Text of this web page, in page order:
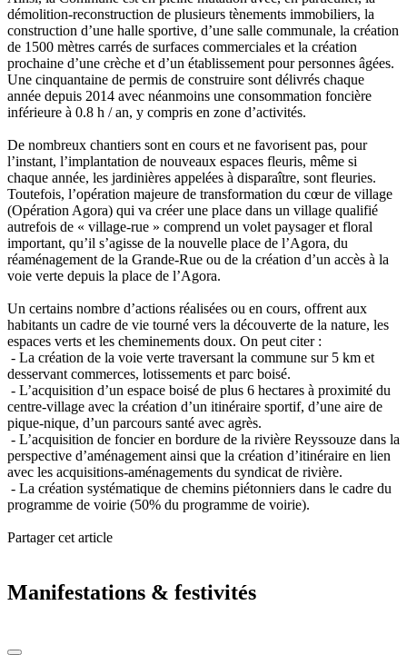
démolition-reconstruction de plusieurs tènements immobiliers, la
construction d’une halle sportive, d’une salle communale, la création
de 1500 mètres carrés de surfaces commerciales et la création
prochaine d’une crèche et d’un établissement pour personnes âgées.
Une cinquantaine de permis de construire sont délivrés chaque
année depuis 2014 avec néanmoins une consommation foncière
inférieure à 0.8 h / an, y compris en zone d’activités.
De nombreux chantiers sont en cours et ne favorisent pas, pour
l’instant, l’implantation de nouveaux espaces fleuris, même si
chaque année, les jardinières appelées à disparaître, sont fleuries.
Toutefois, l’opération majeure de transformation du cœur de village
(Opération Agora) qui va créer une place dans un village qualifié
autrefois de « village-rue » comprend un volet paysager et floral
important, qu’il s’agisse de la nouvelle place de l’Agora, du
réaménagement de la Grande-Rue ou de la création d’un accès à la
voie verte depuis la place de l’Agora.
Un certains nombre d’actions réalisées ou en cours, offrent aux
habitants un cadre de vie tourné vers la découverte de la nature, les
espaces verts et les cheminements doux. On peut citer :
- La création de la voie verte traversant la commune sur 5 km et
desservant commerces, lotissements et parc boisé.
- L’acquisition d’un espace boisé de plus 6 hectares à proximité du
centre-village avec la création d’un itinéraire sportif, d’une aire de
pique-nique, d’un parcours santé avec agrès.
- L’acquisition de foncier en bordure de la rivière Reyssouze dans la
perspective d’aménagement ainsi que la création d’itinéraire en lien
avec les acquisitions-aménagements du syndicat de rivière.
- La création systématique de chemins piétonniers dans le cadre du
programme de voirie (50% du programme de voirie).
Partager cet article
Manifestations & festivités